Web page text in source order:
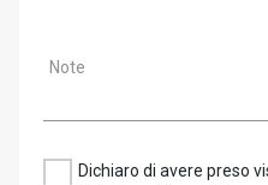
Note
Dichiaro di avere preso